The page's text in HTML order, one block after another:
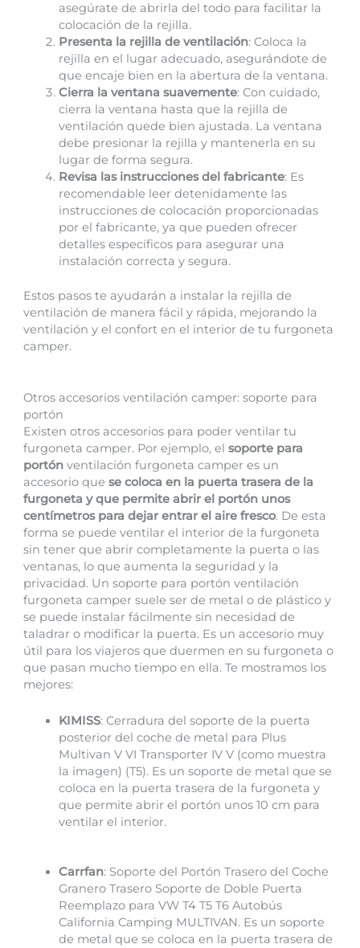
asegúrate de abrirla del todo para facilitar la
colocación de la rejilla.
Presenta la rejilla de ventilación: Coloca la
rejilla en el lugar adecuado, asegurándote de
que encaje bien en la abertura de la ventana.
Cierra la ventana suavemente: Con cuidado,
cierra la ventana hasta que la rejilla de
ventilación quede bien ajustada. La ventana
debe presionar la rejilla y mantenerla en su
lugar de forma segura.
Revisa las instrucciones del fabricante: Es
recomendable leer detenidamente las
instrucciones de colocación proporcionadas
por el fabricante, ya que pueden ofrecer
detalles específicos para asegurar una
instalación correcta y segura.
Estos pasos te ayudarán a instalar la rejilla de
ventilación de manera fácil y rápida, mejorando la
ventilación y el confort en el interior de tu furgoneta
camper.
Otros accesorios ventilación camper: soporte para
portón
Existen otros accesorios para poder ventilar tu
furgoneta camper. Por ejemplo, elsoporte para
portón ventilación furgoneta camper es un
accesorio quese coloca en la puerta trasera de la
furgoneta y que permite abrir el portón unos
centímetros para dejar entrar el aire fresco. De esta
forma se puede ventilar el interior de la furgoneta
sin tener que abrir completamente la puerta o las
ventanas, lo que aumenta la seguridad y la
privacidad. Un soporte para portón ventilación
furgoneta camper suele ser de metal o de plástico y
se puede instalar fácilmente sin necesidad de
taladrar o modificar la puerta. Es un accesorio muy
útil para los viajeros que duermen en su furgoneta o
que pasan mucho tiempo en ella. Te mostramos los
mejores:
KIMISS: Cerradura del soporte de la puerta
posterior del coche de metal para Plus
Multivan V VI Transporter IV V (como muestra
la imagen) (T5). Es un soporte de metal que se
coloca en la puerta trasera de la furgoneta y
que permite abrir el portón unos 10 cm para
ventilar el interior.
Carrfan: Soporte del Portón Trasero del Coche
Granero Trasero Soporte de Doble Puerta
Reemplazo para VW T4 T5 T6 Autobús
California Camping MULTIVAN. Es un soporte
de metal que se coloca en la puerta trasera de